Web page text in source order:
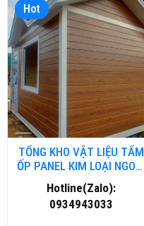
Hot
TỔNG KHO VẬT LIỆU TẤM
ỐP PANEL KIM LOẠI NGOÀI
TRỜI TẠI THANH HOÁ
Hotline(Zalo):
0934943033